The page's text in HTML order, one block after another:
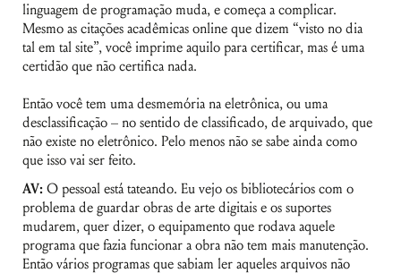
linguagem de programação muda, e começa a complicar.
Mesmo as citações acadêmicas online que dizem “visto no dia
tal em tal site”, você imprime aquilo para certificar, mas é uma
certidão que não certifica nada.
Então você tem uma desmemória na eletrônica, ou uma
desclassificação – no sentido de classificado, de arquivado, que
não existe no eletrônico. Pelo menos não se sabe ainda como
que isso vai ser feito.
AV: O pessoal está tateando. Eu vejo os bibliotecários com o
problema de guardar obras de arte digitais e os suportes
mudarem, quer dizer, o equipamento que rodava aquele
programa que fazia funcionar a obra não tem mais manutenção.
Então vários programas que sabiam ler aqueles arquivos não